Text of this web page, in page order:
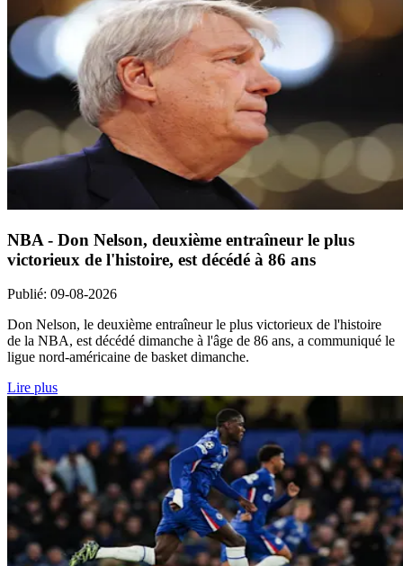
NBA - Don Nelson, deuxième entraîneur le plus
victorieux de l'histoire, est décédé à 86 ans
Publié: 09-08-2026
Don Nelson, le deuxième entraîneur le plus victorieux de l'histoire
de la NBA, est décédé dimanche à l'âge de 86 ans, a communiqué le
ligue nord-américaine de basket dimanche.
Lire plus